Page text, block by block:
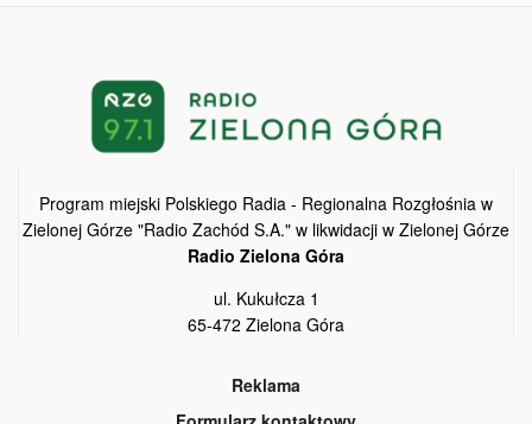
Program miejski Polskiego Radia - Regionalna Rozgłośnia w
Zielonej Górze "Radio Zachód S.A." w likwidacji w Zielonej Górze
Radio Zielona Góra
ul. Kukułcza 1
65-472 Zielona Góra
Reklama